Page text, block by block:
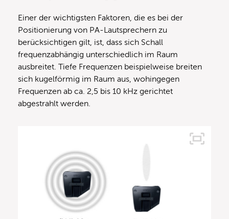
Einer der wichtigsten Faktoren, die es bei der
Positionierung von PA-Lautsprechern zu
berücksichtigen gilt, ist, dass sich Schall
frequenzabhängig unterschiedlich im Raum
ausbreitet. Tiefe Frequenzen beispielweise breiten
sich kugelförmig im Raum aus, wohingegen
Frequenzen ab ca. 2,5 bis 10 kHz gerichtet
abgestrahlt werden.